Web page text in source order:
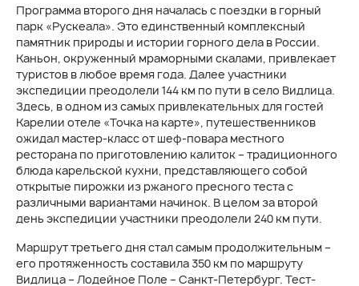
Программа второго дня началась с поездки в горный
парк «‎Рускеала»‎. Это единственный комплексный
памятник природы и истории горного дела в России.
Каньон, окруженный мраморными скалами, привлекает
туристов в любое время года. Далее участники
экспедиции преодолели 144 км по пути в село Видлица.
Здесь, в одном из самых привлекательных для гостей
Карелии отеле «Точка на карте», путешественников
ожидал мастер-класс от шеф-повара местного
ресторана по приготовлению калиток – традиционного
блюда карельской кухни, представляющего собой
открытые пирожки из ржаного пресного теста с
различными вариантами начинок. В целом за второй
день экспедиции участники преодолели 240 км пути.
Маршрут третьего дня стал самым продолжительным –
его протяженность составила 350 км по маршруту
Видлица – Лодейное Поле – Санкт-Петербург. Тест-